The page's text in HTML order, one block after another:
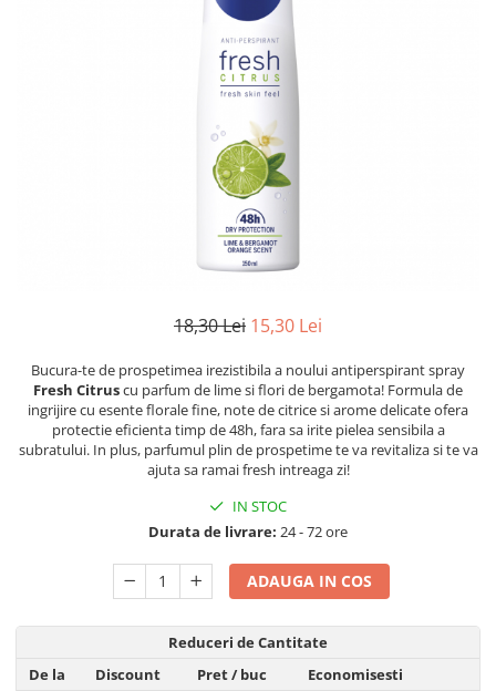
Soluții anticalcar, piatră și rugină
Detergenți diverse suprafețe
Dezinfectanți suprafețe
Lemn și parchet
Gresie, piatră și granit
Universal
Detergent rufe lichid
Detergent rufe pudră
Balsam de rufe
Înălbitor și îndepărtare pete
Soluții anticalcar, igienizante și
întreținere țesături
Demachiant
Șervețele demachiante
Îngrijire bebeluși
18,30 Lei 15,30 Lei
Bucura-te de prospetimea irezistibila a noului antiperspirant spray
Fresh Citruscu parfum de lime si flori de bergamota! Formula de
ingrijire cu esente florale fine, note de citrice si arome delicate ofera
protectie eficienta timp de 48h, fara sa irite pielea sensibila a
subratului. In plus, parfumul plin de prospetime te va revitaliza si te va
ajuta sa ramai fresh intreaga zi!
IN STOC
Durata de livrare: 24 - 72 ore
ADAUGA IN COS
Reduceri de Cantitate
De la
Discount Pret/ buc
Economisesti